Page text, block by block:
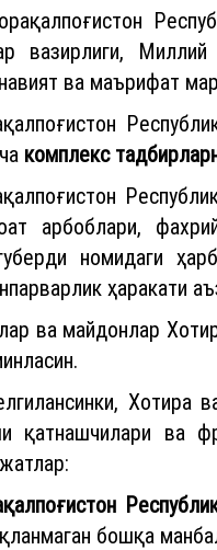
вазирлиги, Миллий
ва маърифат
комплекс
арбоблари,
номидаги
ҳаракати
ва майдонлар
Хотира
қатнашчилари ва
бошқа